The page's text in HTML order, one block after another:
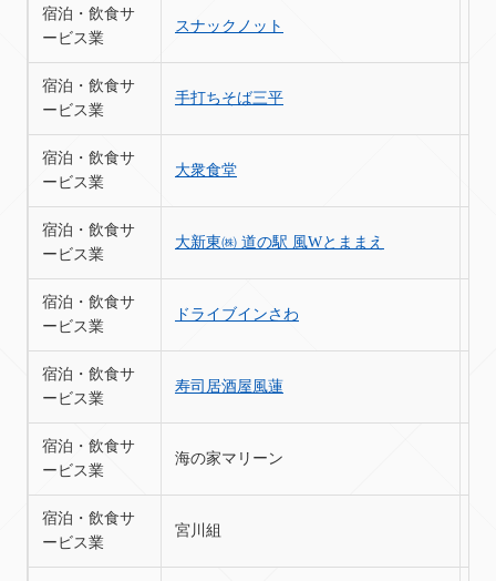
宿泊・飲食サ
ービス業
スナックノット
宿泊・飲食サ
ービス業
手打ちそば三平
宿泊・飲食サ
ービス業
大衆食堂
宿泊・飲食サ
ービス業
大新東㈱ 道の駅 風Wとままえ
宿泊・飲食サ
ービス業
ドライブインさわ
宿泊・飲食サ
ービス業
寿司居酒屋風蓮
宿泊・飲食サ
ービス業
海の家マリーン
宿泊・飲食サ
ービス業
宮川組